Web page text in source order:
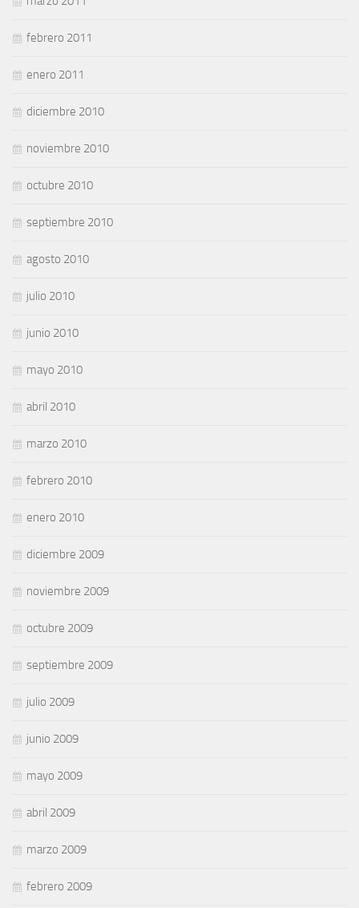
febrero 2011
enero 2011
diciembre 2010
noviembre 2010
octubre 2010
septiembre 2010
agosto 2010
julio 2010
junio 2010
mayo 2010
abril 2010
marzo 2010
febrero 2010
enero 2010
diciembre 2009
noviembre 2009
octubre 2009
septiembre 2009
julio 2009
junio 2009
mayo 2009
abril 2009
marzo 2009
febrero 2009